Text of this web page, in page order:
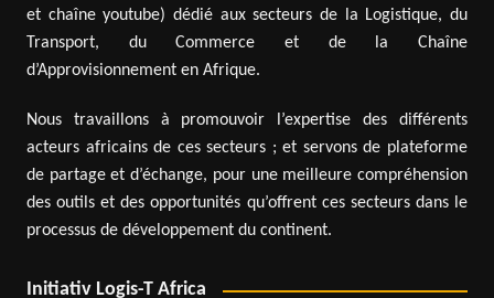
et chaîne youtube) dédié aux secteurs de la Logistique, du
Transport, du Commerce et de la Chaîne
d’Approvisionnement en Afrique.
Nous travaillons à promouvoir l’expertise des différents
acteurs africains de ces secteurs ; et servons de plateforme
de partage et d’échange, pour une meilleure compréhension
des outils et des opportunités qu’offrent ces secteurs dans le
processus de développement du continent.
Initiativ Logis-T Africa